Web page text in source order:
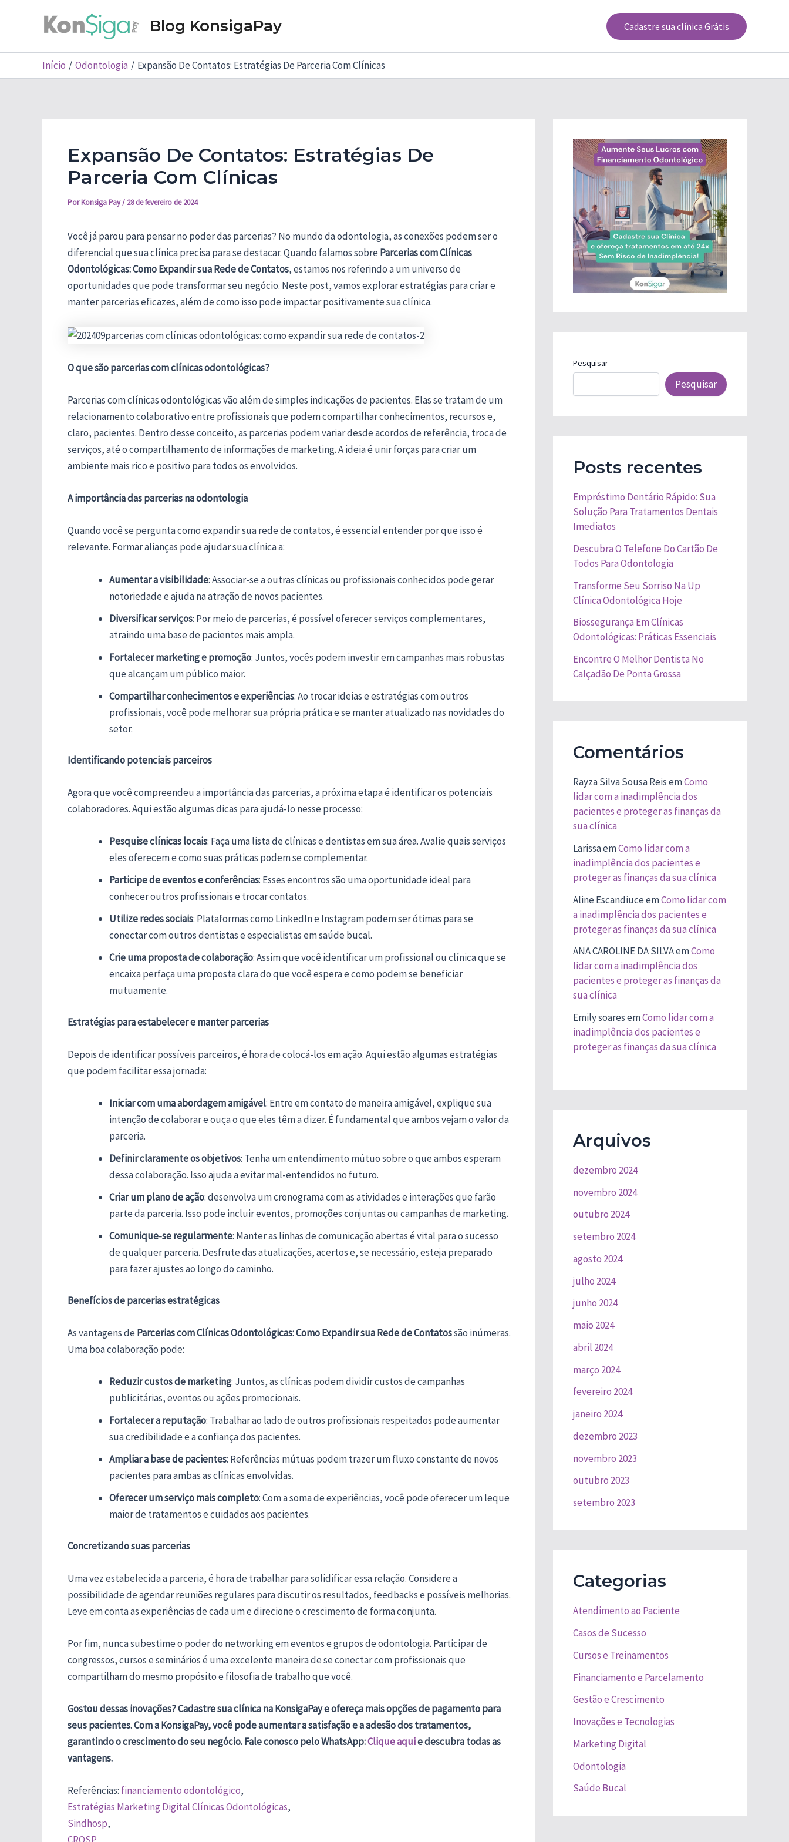
conteúdo
Blog KonsigaPay Cadastre sua clínica Grátis
Início Odontologia Expansão De Contatos: Estratégias De Parceria Com Clínicas
Expansão De Contatos: Estratégias De
Parceria Com Clínicas
PorKonsiga Pay/ 28 de fevereiro de 2024
Você já parou para pensar no poder das parcerias? No mundo da odontologia, as conexões podem ser o
diferencial que sua clínica precisa para se destacar. Quando falamos sobreParcerias com Clínicas
Odontológicas: Como Expandir sua Rede de Contatos, estamos nos referindo a um universo de
oportunidades que pode transformar seu negócio. Neste post, vamos explorar estratégias para criar e
manter parcerias eficazes, além de como isso pode impactar positivamente sua clínica.
O que são parcerias com clínicas odontológicas?
Parcerias com clínicas odontológicas vão além de simples indicações de pacientes. Elas se tratam de um
relacionamento colaborativo entre profissionais que podem compartilhar conhecimentos, recursos e,
claro, pacientes. Dentro desse conceito, as parcerias podem variar desde acordos de referência, troca de
serviços, até o compartilhamento de informações de marketing. A ideia é unir forças para criar um
ambiente mais rico e positivo para todos os envolvidos.
A importância das parcerias na odontologia
Quando você se pergunta como expandir sua rede de contatos, é essencial entender por que isso é
relevante. Formar alianças pode ajudar sua clínica a:
Aumentar a visibilidade: Associar-se a outras clínicas ou profissionais conhecidos pode gerar
notoriedade e ajuda na atração de novos pacientes.
Diversificar serviços: Por meio de parcerias, é possível oferecer serviços complementares,
atraindo uma base de pacientes mais ampla.
Fortalecer marketing e promoção: Juntos, vocês podem investir em campanhas mais robustas
que alcançam um público maior.
Compartilhar conhecimentos e experiências: Ao trocar ideias e estratégias com outros
profissionais, você pode melhorar sua própria prática e se manter atualizado nas novidades do
setor.
Identificando potenciais parceiros
Agora que você compreendeu a importância das parcerias, a próxima etapa é identificar os potenciais
colaboradores. Aqui estão algumas dicas para ajudá-lo nesse processo:
Pesquise clínicas locais: Faça uma lista de clínicas e dentistas em sua área. Avalie quais serviços
eles oferecem e como suas práticas podem se complementar.
Participe de eventos e conferências: Esses encontros são uma oportunidade ideal para
conhecer outros profissionais e trocar contatos.
Utilize redes sociais: Plataformas como LinkedIn e Instagram podem ser ótimas para se
conectar com outros dentistas e especialistas em saúde bucal.
Crie uma proposta de colaboração: Assim que você identificar um profissional ou clínica que se
encaixa perfaça uma proposta clara do que você espera e como podem se beneficiar
mutuamente.
Estratégias para estabelecer e manter parcerias
Depois de identificar possíveis parceiros, é hora de colocá-los em ação. Aqui estão algumas estratégias
que podem facilitar essa jornada:
Iniciar com uma abordagem amigável: Entre em contato de maneira amigável, explique sua
intenção de colaborar e ouça o que eles têm a dizer. É fundamental que ambos vejam o valor da
parceria.
Definir claramente os objetivos: Tenha um entendimento mútuo sobre o que ambos esperam
dessa colaboração. Isso ajuda a evitar mal-entendidos no futuro.
Criar um plano de ação: desenvolva um cronograma com as atividades e interações que farão
parte da parceria. Isso pode incluir eventos, promoções conjuntas ou campanhas de marketing.
Comunique-se regularmente: Manter as linhas de comunicação abertas é vital para o sucesso
de qualquer parceria. Desfrute das atualizações, acertos e, se necessário, esteja preparado
para fazer ajustes ao longo do caminho.
Benefícios de parcerias estratégicas
As vantagens deParcerias com Clínicas Odontológicas: Como Expandir sua Rede de Contatossão inúmeras.
Uma boa colaboração pode:
Reduzir custos de marketing: Juntos, as clínicas podem dividir custos de campanhas
publicitárias, eventos ou ações promocionais.
Fortalecer a reputação: Trabalhar ao lado de outros profissionais respeitados pode aumentar
sua credibilidade e a confiança dos pacientes.
Ampliar a base de pacientes: Referências mútuas podem trazer um fluxo constante de novos
pacientes para ambas as clínicas envolvidas.
Oferecer um serviço mais completo: Com a soma de experiências, você pode oferecer um leque
maior de tratamentos e cuidados aos pacientes.
Concretizando suas parcerias
Uma vez estabelecida a parceria, é hora de trabalhar para solidificar essa relação. Considere a
possibilidade de agendar reuniões regulares para discutir os resultados, feedbacks e possíveis melhorias.
Leve em conta as experiências de cada um e direcione o crescimento de forma conjunta.
Por fim, nunca subestime o poder do networking em eventos e grupos de odontologia. Participar de
congressos, cursos e seminários é uma excelente maneira de se conectar com profissionais que
compartilham do mesmo propósito e filosofia de trabalho que você.
Gostou dessas inovações? Cadastre sua clínica na KonsigaPay e ofereça mais opções de pagamento para
seus pacientes. Com a KonsigaPay, você pode aumentar a satisfação e a adesão dos tratamentos,
garantindo o crescimento do seu negócio. Fale conosco pelo WhatsApp:Clique aquie descubra todas as
vantagens.
Referências: financiamento odontológico,
Estratégias Marketing Digital Clínicas Odontológicas,
Sindhosp,
Pesquisar
Pesquisar
Posts recentes
Empréstimo Dentário Rápido: Sua
Solução Para Tratamentos Dentais
Imediatos
Descubra O Telefone Do Cartão De
Todos Para Odontologia
Transforme Seu Sorriso Na Up
Clínica Odontológica Hoje
Biossegurança Em Clínicas
Odontológicas: Práticas Essenciais
Encontre O Melhor Dentista No
Calçadão De Ponta Grossa
Comentários
Rayza Silva Sousa ReisemComo
lidar com a inadimplência dos
pacientes e proteger as finanças da
sua clínica
LarissaemComo lidar com a
inadimplência dos pacientes e
proteger as finanças da sua clínica
Aline EscandiuceemComo lidar com
a inadimplência dos pacientes e
proteger as finanças da sua clínica
ANA CAROLINE DA SILVAemComo
lidar com a inadimplência dos
pacientes e proteger as finanças da
sua clínica
Emily soaresemComo lidar com a
inadimplência dos pacientes e
proteger as finanças da sua clínica
Arquivos
dezembro 2024
novembro 2024
outubro 2024
setembro 2024
agosto 2024
julho 2024
junho 2024
maio 2024
abril 2024
março 2024
fevereiro 2024
janeiro 2024
dezembro 2023
novembro 2023
outubro 2023
setembro 2023
Categorias
Atendimento ao Paciente
Casos de Sucesso
Cursos e Treinamentos
Financiamento e Parcelamento
Gestão e Crescimento
Inovações e Tecnologias
Marketing Digital
Odontologia
Saúde Bucal